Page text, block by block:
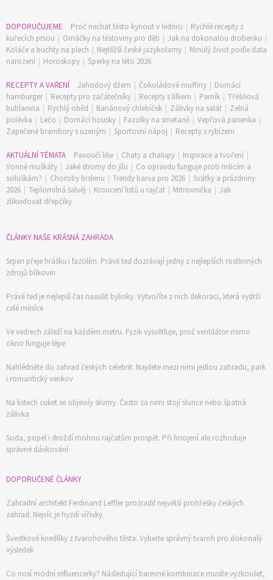
DOPORUČUJEME Proč nechat těsto kynout v lednici | Rychlé recepty z
kuřecích prsou | Omáčky na těstoviny pro děti | Jak na dokonalou drobenku |
Koláče a buchty na plech | Nejtěžší české jazykolamy | Minulý život podle data
narození | Horoskopy | Šperky na léto 2026
RECEPTY A VAŘENÍ Jahodový džem | Čokoládové muffiny | Domácí
hamburger | Recepty pro začátečníky | Recepty s lilkem | Perník | Třešňová
bublanina | Rychlý oběd | Banánový chlebíček | Zálivky na salát | Zelná
polévka | Lečo | Domácí housky | Fazolky na smetaně | Vepřová panenka |
Zapečené brambory s uzeným | Sportovní nápoj | Recepty s rybízem
AKTUÁLNÍ TÉMATA Pavoučí lilie | Chaty a chalupy | Inspirace a tvoření |
Vonné muškáty | Jaké stromy do jílu | Co opravdu funguje proti mšicím a
sviluškám? | Choroby brslenu | Trendy barva pro 2026 | Svátky a prázdniny
2026 | Teplomilná šalvěj | Kroucení listů u rajčat | Mitrovnička | Jak
zlikvidovat dřepčíky
ČLÁNKY NAŠE KRÁSNÁ ZAHRADA
Srpen přeje hrášku i fazolím. Právě teď dozrávají jedny z nejlepších rostlinných
zdrojů bílkovin
Právě teď je nejlepší čas nasušit bylinky. Vytvoříte z nich dekoraci, která vydrží
celé měsíce
Ve vedrech záleží na každém metru. Fyzik vysvětluje, proč ventilátor mimo
okno funguje lépe
Nahlédněte do zahrad českých celebrit. Najdete mezi nimi jedlou zahradu, park
i romantický venkov
Na listech cuket se objevily skvrny. Často za nimi stojí slunce nebo špatná
zálivka
Soda, popel i droždí mohou rajčatům prospět. Při hnojení ale rozhoduje
správné dávkování
DOPORUČENÉ ČLÁNKY
Zahradní architekt Ferdinand Leffler prozradil největší prohřešky českých
zahrad: Nejvíc je hyzdí vířivky
Švestkové knedlíky z tvarohového těsta: Vyberte správný tvaroh pro dokonalý
výsledek
Co nosí módní influencerky? Následující barevné kombinace musíte vyzkoušet,